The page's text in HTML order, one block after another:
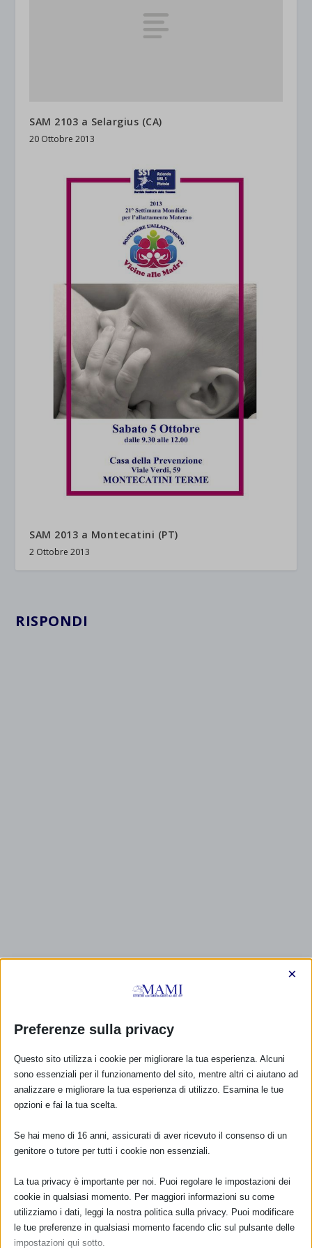
SAM 2103 a Selargius (CA)
20 Ottobre 2013
SAM 2013 a Montecatini (PT)
2 Ottobre 2013
RISPONDI
CALENDARIO EVENTI
Non ci sono eventi
Preferenze sulla privacy
×
Questo sito utilizza i cookie per migliorare la tua esperienza. Alcuni
sono essenziali per il funzionamento del sito, mentre altri ci aiutano ad
analizzare e migliorare la tua esperienza di utilizzo. Esamina le tue
opzioni e fai la tua scelta.
Se hai meno di 16 anni, assicurati di aver ricevuto il consenso di un
genitore o tutore per tutti i cookie non essenziali.
La tua privacy è importante per noi. Puoi regolare le impostazioni dei
cookie in qualsiasi momento. Per maggiori informazioni su come
utilizziamo i dati, leggi la nostra politica sulla privacy. Puoi modificare
le tue preferenze in qualsiasi momento facendo clic sul pulsante delle
impostazioni qui sotto.